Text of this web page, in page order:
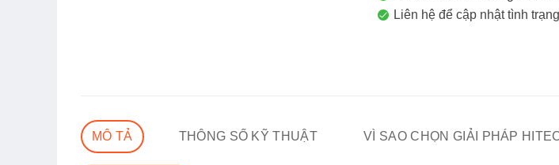
Liên hệ để cập nhật tình
MÔ TẢ THÔNG SỐ KỸ THUẬT VÌ SAO CHỌN GIẢI PHÁP